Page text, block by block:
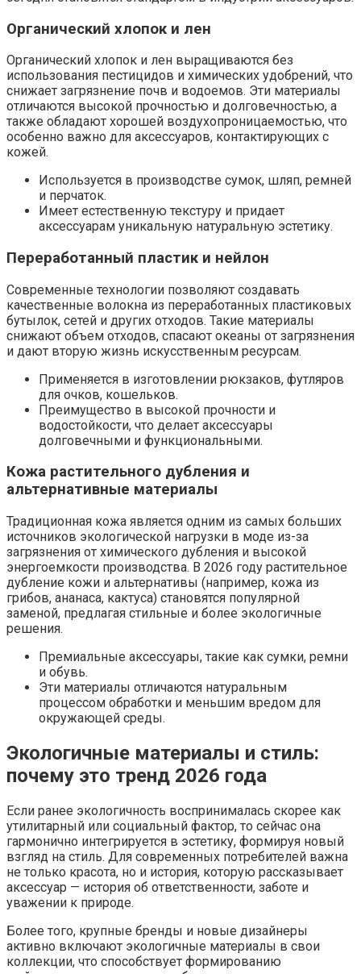
Органический хлопок и лен
Органический хлопок и лен выращиваются без
использования пестицидов и химических удобрений, что
снижает загрязнение почв и водоемов. Эти материалы
отличаются высокой прочностью и долговечностью, а
также обладают хорошей воздухопроницаемостью, что
особенно важно для аксессуаров, контактирующих с
кожей.
Используется в производстве сумок, шляп, ремней
и перчаток.
Имеет естественную текстуру и придает
аксессуарам уникальную натуральную эстетику.
Переработанный пластик и нейлон
Современные технологии позволяют создавать
качественные волокна из переработанных пластиковых
бутылок, сетей и других отходов. Такие материалы
снижают объем отходов, спасают океаны от загрязнения
и дают вторую жизнь искусственным ресурсам.
Применяется в изготовлении рюкзаков, футляров
для очков, кошельков.
Преимущество в высокой прочности и
водостойкости, что делает аксессуары
долговечными и функциональными.
Кожа растительного дубления и
альтернативные материалы
Традиционная кожа является одним из самых больших
источников экологической нагрузки в моде из-за
загрязнения от химического дубления и высокой
энергоемкости производства. В 2026 году растительное
дубление кожи и альтернативы (например, кожа из
грибов, ананаса, кактуса) становятся популярной
заменой, предлагая стильные и более экологичные
решения.
Премиальные аксессуары, такие как сумки, ремни
и обувь.
Эти материалы отличаются натуральным
процессом обработки и меньшим вредом для
окружающей среды.
Экологичные материалы и стиль:
почему это тренд 2026 года
Если ранее экологичность воспринималась скорее как
утилитарный или социальный фактор, то сейчас она
гармонично интегрируется в эстетику, формируя новый
взгляд на стиль. Для современных потребителей важна
не только красота, но и история, которую рассказывает
аксессуар — история об ответственности, заботе и
уважении к природе.
Более того, крупные бренды и новые дизайнеры
активно включают экологичные материалы в свои
коллекции, что способствует формированию